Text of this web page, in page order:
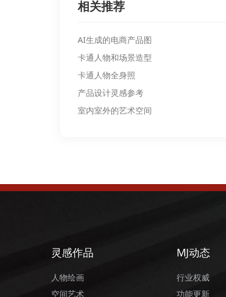
相关推荐
AI生成的电商产品图
卡通人物和场景造型
卡通人物全身照
产品设计灵感参考
室内室外的艺术空间
灵感作品
人物绘画
空间艺术
MJ动态
行业权威
功能更新